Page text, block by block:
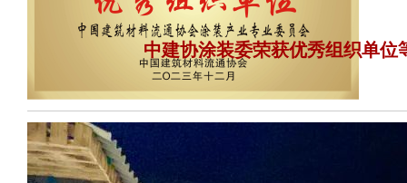
中建协涂装委荣获优秀组织单